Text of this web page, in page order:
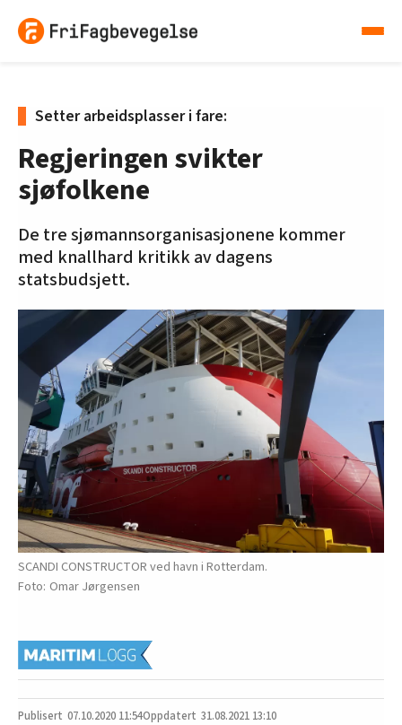
Setter arbeidsplasser i fare:
Regjeringen svikter
sjøfolkene
De tre sjømannsorganisasjonene kommer
med knallhard kritikk av dagens
statsbudsjett.
SCANDI CONSTRUCTOR ved havn i Rotterdam.
Omar Jørgensen
07.10.2020 11:54 31.08.2021 13:10